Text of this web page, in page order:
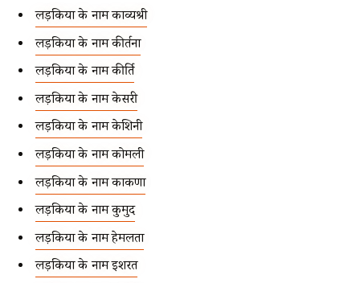
लड़कियों के नाम काव्यश्री
लड़कियों के नाम कीर्तना
लड़कियों के नाम कीर्ति
लड़कियों के नाम केसरी
लड़कियों के नाम केशिनी
लड़कियों के नाम कोमली
लड़कियों के नाम कोंकणा
लड़कियों के नाम कुमुद
लड़कियों के नाम हेमलता
लड़कियों के नाम इशरत